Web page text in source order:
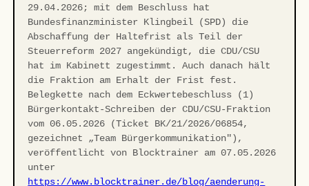
29.04.2026; mit dem Beschluss hat
Bundesfinanzminister Klingbeil (SPD) die
Abschaffung der Haltefrist als Teil der
Steuerreform 2027 angekündigt, die CDU/CSU
hat im Kabinett zugestimmt. Auch danach hält
die Fraktion am Erhalt der Frist fest.
Belegkette nach dem Eckwertebeschluss (1)
Bürgerkontakt-Schreiben der CDU/CSU-Fraktion
vom 06.05.2026 (Ticket BK/21/2026/06854,
gezeichnet „Team Bürgerkommunikation"),
veröffentlicht von Blocktrainer am 07.05.2026
unter
https://www.blocktrainer.de/blog/aenderung-